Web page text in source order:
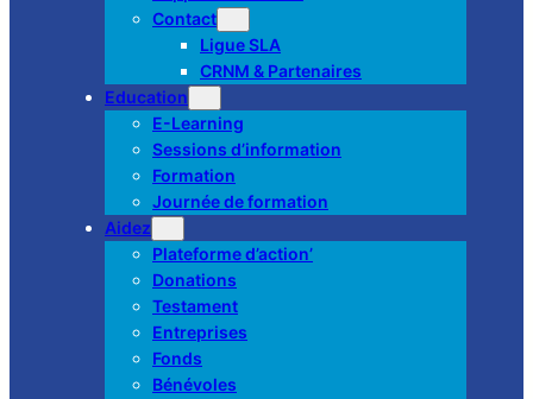
Contact
Ligue SLA
CRNM & Partenaires
Education
E-Learning
Sessions d’information
Formation
Journée de formation
Aidez
Plateforme d’action’
Donations
Testament
Entreprises
Fonds
Bénévoles